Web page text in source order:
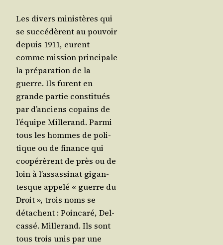
Les divers minis­tères qui
se suc­cé­dèrent au pou­voir
depuis 1911, eurent
comme mis­sion prin­ci­pale
la pré­pa­ra­tion de la
guerre. Ils furent en
grande par­tie consti­tués
par d’an­ciens copains de
l’é­quipe Mil­le­rand. Par­mi
tous les hommes de poli­
tique ou de finance qui
coopé­rèrent de près ou de
loin à l’as­sas­si­nat gigan­
tesque appe­lé « guerre du
Droit », trois noms se
détachent : Poin­ca­ré, Del­
cas­sé. Mil­le­rand. Ils sont
tous trois unis par une